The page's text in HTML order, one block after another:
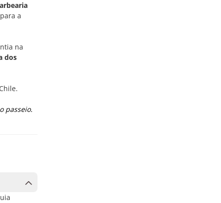
a
na
dos
passeio.